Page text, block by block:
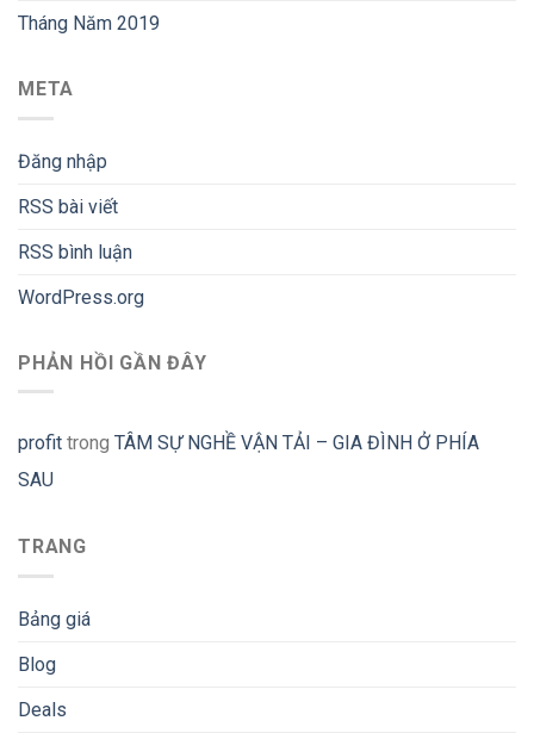
Tháng Năm 2019
META
Đăng nhập
RSS bài viết
RSS bình luận
WordPress.org
PHẢN HỒI GẦN ĐÂY
profit trong TÂM SỰ NGHỀ VẬN TẢI – GIA ĐÌNH Ở PHÍA
SAU
TRANG
Bảng giá
Blog
Deals